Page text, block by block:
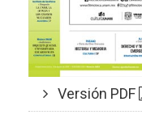
Versión PDF